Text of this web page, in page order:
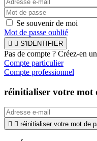
Se souvenir de moi
Mot de passe oublié
  S'IDENTIFIER
Pas de compte ? Créez-en un
Compte particulier
Compte professionnel
réinitialiser votre mot
  réinitialiser votre mot de